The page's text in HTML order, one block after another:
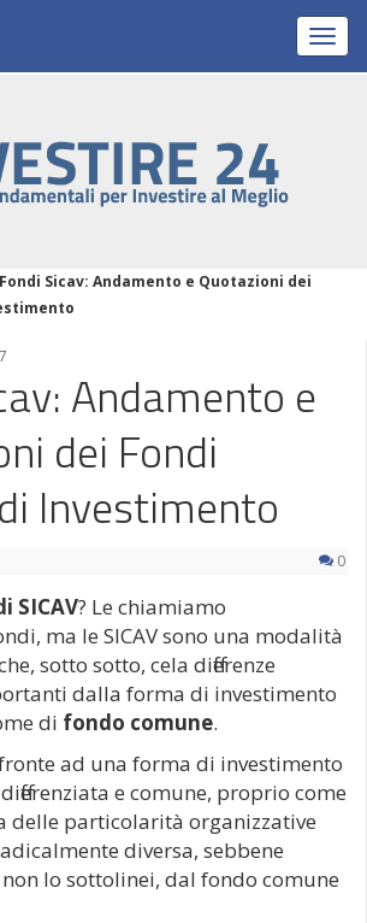
Fondi Sicav: Andamento e Quotazioni dei
Andamento e
dei Fondi
Investimento
0
SICAV? Le chiamiamo
ma le SICAV sono una modalità
sotto sotto, cela differenze
dalla forma di investimento
di fondo comune.
ad una forma di investimento
e comune, proprio come
delle particolarità organizzative
diversa, sebbene
lo sottolinei, dal fondo comune